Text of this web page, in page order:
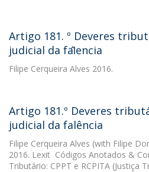
Artigo 181. º Deveres
judicial da fal̂encia
Filipe Cerqueira Alves 2016.
Artigo 181.º Deveres
judicial da falência
Filipe Cerqueira Alves (with Filipe
2016. Lexit  Códigos Anotados &
Tributário: CPPT e RCPITA (Justiça